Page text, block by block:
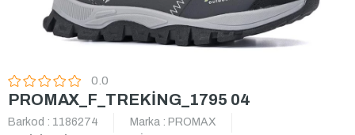
0.0
PROMAX_F_TREKİNG_1795 04
Barkod : 1186274 Marka : PROMAX